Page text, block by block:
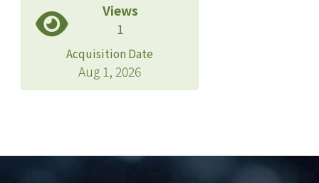
Views
1
Acquisition Date
Aug 1, 2026